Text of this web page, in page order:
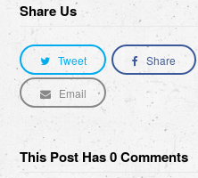
Share Us
Tweet Share
Email
This Post Has 0 Comments